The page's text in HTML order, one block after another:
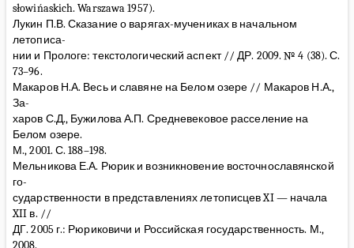
słowińaskich. Warszawa 1957).
Лукин П.В. Сказание о варягах-мучениках в начальном
летописа-
нии и Прологе: текстологический аспект // ДР. 2009. № 4 (38). С.
73–96.
Макаров Н.А. Весь и славяне на Белом озере // Макаров Н.А.,
За-
харов С.Д., Бужилова А.П. Средневековое расселение на
Белом озере.
М., 2001. С. 188–198.
Мельникова Е.А. Рюрик и возникновение восточнославянской
го-
сударственности в представлениях летописцев XI — начала
XII в. //
ДГ. 2005 г.: Рюриковичи и Российская государственность. М.,
2008.